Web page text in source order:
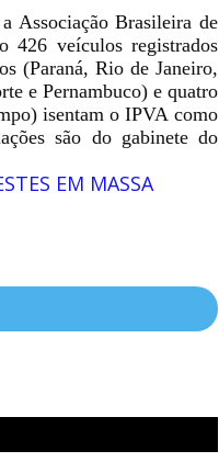
Associação Brasileira de
426 veículos registrados
(Paraná, Rio de Janeiro,
e Pernambuco) e quatro
isentam o IPVA como
são do gabinete do
EM MASSA